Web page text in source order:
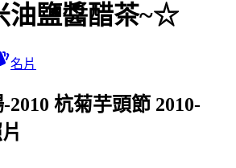
油鹽醬醋茶~☆
名片
2010 杭菊芋頭節 2010-